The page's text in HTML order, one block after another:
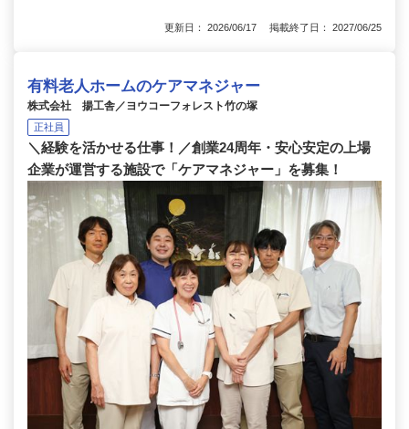
更新日： 2026/06/17 掲載終了日： 2027/06/25
有料老人ホームのケアマネジャー
株式会社 揚工舎／ヨウコーフォレスト竹の塚
正社員
＼経験を活かせる仕事！／創業24周年・安心安定の上場
企業が運営する施設で「ケアマネジャー」を募集！